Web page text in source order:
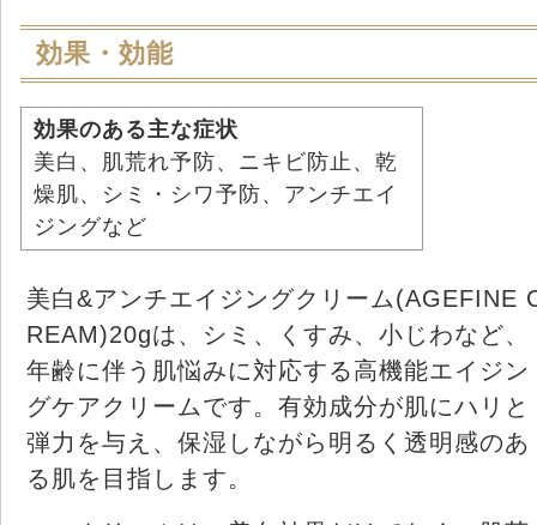
効果・効能
効果のある主な症状
美白、肌荒れ予防、ニキビ防止、乾
燥肌、シミ・シワ予防、アンチエイ
ジングなど
美白&アンチエイジングクリーム(AGEFINE
REAM)20gは、シミ、くすみ、小じわなど、
年齢に伴う肌悩みに対応する高機能エイジン
グケアクリームです。有効成分が肌にハリと
弾力を与え、保湿しながら明るく透明感のあ
る肌を目指します。